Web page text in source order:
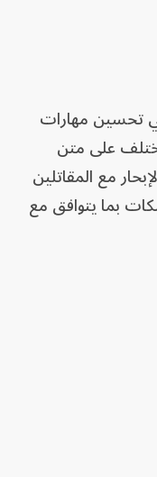
تحسين مهارات
على متن
مع المقاتلين
بما يتوافق مع